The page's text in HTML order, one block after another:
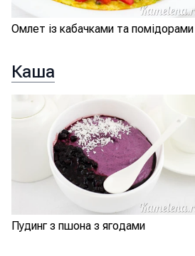
Омлет із кабачками та помідорами
Каша
Пудинг з пшона з ягодами